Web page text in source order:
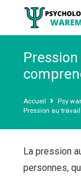
Accueil
Psy
Pression au
La pression
personnes,